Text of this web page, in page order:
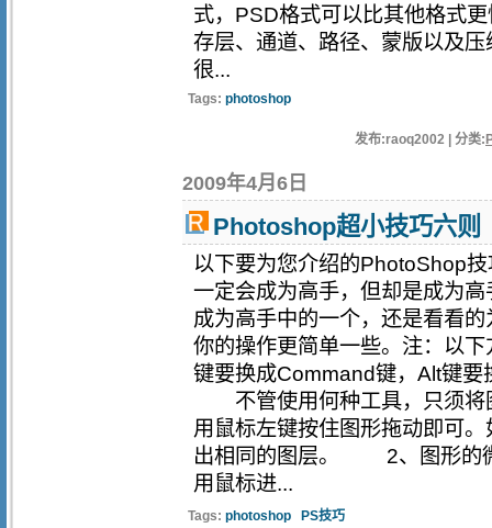
式，PSD格式可以比其他格式
存层、通道、路径、蒙版以及
很...
Tags: photoshop
发布:raoq2002 | 分类:
2009年4月6日
Photoshop超小技巧六则
以下要为您介绍的PhotoShop
一定会成为高手，但却是成为
成为高手中的一个，还是看看
你的操作更简单一些。注：以
键要换成Command键，Alt键
不管使用何种工具，只须将
用鼠标左键按住图形拖动即可
出相同的图层。 2、图形的
用鼠标进...
Tags: photoshop PS技巧